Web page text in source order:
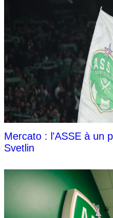
Mercato : l'ASSE à un
Svetlin